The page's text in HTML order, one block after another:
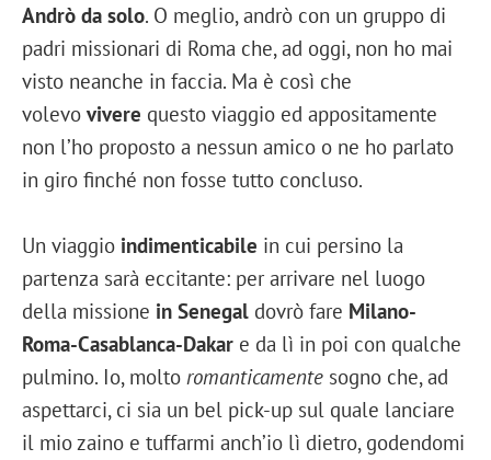
Andrò da solo. O meglio, andrò con un gruppo di
padri missionari di Roma che, ad oggi, non ho mai
visto neanche in faccia. Ma è così che
volevo vivere questo viaggio ed appositamente
non l’ho proposto a nessun amico o ne ho parlato
in giro finché non fosse tutto concluso.
Un viaggio indimenticabile in cui persino la
partenza sarà eccitante: per arrivare nel luogo
della missione in Senegal dovrò fare Milano-
Roma-Casablanca-Dakar e da lì in poi con qualche
pulmino. Io, molto romanticamente sogno che, ad
aspettarci, ci sia un bel pick-up sul quale lanciare
il mio zaino e tuffarmi anch’io lì dietro, godendomi